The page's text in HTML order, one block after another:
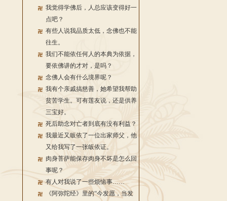
我觉得学佛后，人总应该变得好一
点吧？
有些人说我品质太低，念佛也不能
往生。
我们不能依任何人的本典为依据，
要依佛讲的才对，是吗？
念佛人会有什么境界呢？
我有个亲戚搞慈善，她希望我帮助
贫苦学生。可有莲友说，还是供养
三宝好。
死后助念对亡者到底有没有利益？
我最近又皈依了一位出家师父，他
又给我写了一张皈依证。
肉身菩萨能保存肉身不坏是怎么回
事呢？
有人对我说了一些烦恼事……
《阿弥陀经》里的“今发愿，当发